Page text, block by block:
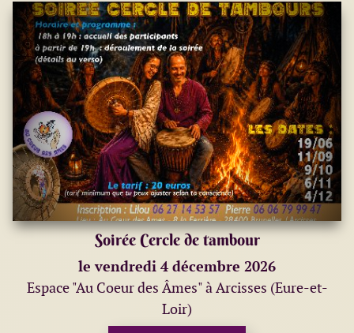
Soirée Cercle de tambour
le vendredi 4 décembre 2026
Espace "Au Coeur des Âmes" à Arcisses (Eure-et-
Loir)